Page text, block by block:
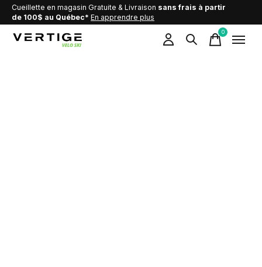
Cueillette en magasin Gratuite & Livraison sans frais à partir
de 100$ au Québec* En apprendre plus
0items